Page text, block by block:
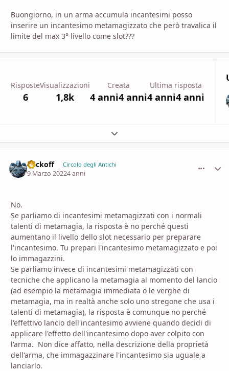
Buongiorno, in un arma accumula incantesimi posso
inserire un incantesimo metamagizzato che però travalica il
limite del max 3° livello come slot???
Risposte
6
Visualizzazioni
1,8k
Creata
4 anni4 anni
Ultima risposta
4 anni4 anni
Espandi panoramica del topic
Vackoff Circolo degli Antichi
9 Marzo 20224 anni
No.
Se parliamo di incantesimi metamagizzati con i normali
talenti di metamagia, la risposta è no perché questi
aumentano il livello dello slot necessario per preparare
l'incantesimo. Tu prepari l'incantesimo metamagizzato e poi
lo immagazzini.
Se parliamo invece di incantesimi metamagizzati con
tecniche che applicano la metamagia al momento del lancio
(ad esempio la metamagia immediata o le verghe di
metamagia, ma in realtà anche solo uno stregone che usa i
talenti di metamagia), la risposta è comunque no perché
l'effettivo lancio dell'incantesimo avviene quando decidi di
applicare l'effetto dell'incantesimo dopo aver colpito con
l'arma. Non dice affatto, nella descrizione della proprietà
dell'arma, che immagazzinare l'incantesimo sia uguale a
lanciarlo.